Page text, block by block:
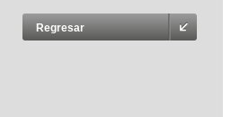
Regresar